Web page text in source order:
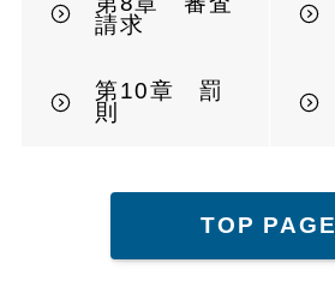
請求
第10章 罰
則
TOP PAGE